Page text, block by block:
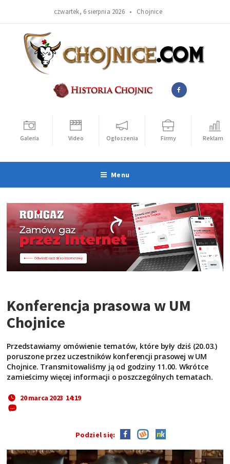
czwartek, 6 sierpnia 2026 • Chojnice
Galeria Video Ogłoszenia Firmy Reklama
Menu
Konferencja prasowa w UM
Chojnice
Przedstawiamy omówienie tematów, które były dziś (20.03.)
poruszone przez uczestników konferencji prasowej w UM
Chojnice. Transmitowaliśmy ją od godziny 11.00. Wkrótce
zamieścimy więcej informacji o poszczególnych tematach.
20 marca 2023 14:19
Podziel się: